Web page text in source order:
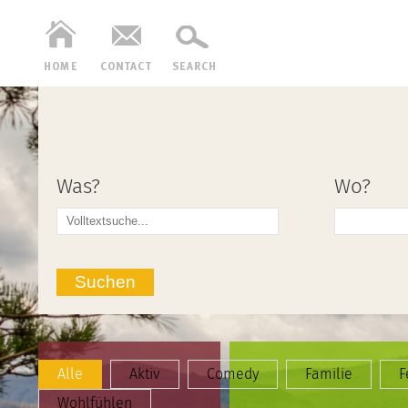
Was? Wo?
Suchen
Alle Aktiv Comedy Familie
Wohlfühlen